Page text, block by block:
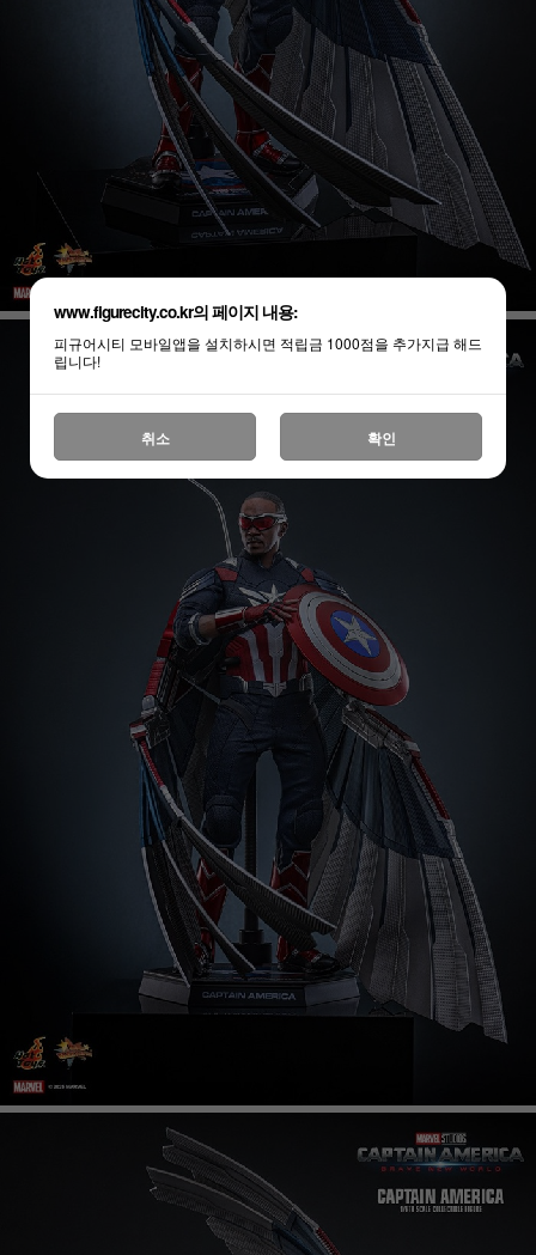
www.figurecity.co.kr의 페이지 내용:
피규어시티 모바일앱을 설치하시면 적립금 1000점을 추가지급 해드
립니다!
취소 확인